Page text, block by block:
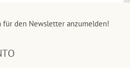
für den Newsletter anzumelden!